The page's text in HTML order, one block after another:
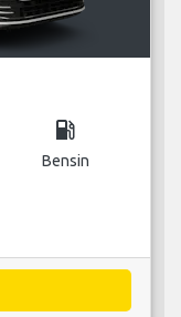
local_gas_station
Bensin